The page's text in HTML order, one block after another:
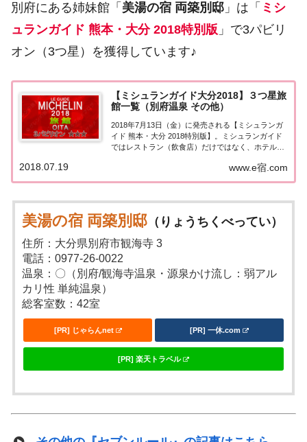
別府にある姉妹館「 美湯の宿 両築別邸 」は「 ミシ
ュランガイド 熊本・大分 2018特別版 」で3パビリ
オン（3つ星）を獲得しています♪
【ミシュランガイド大分2018】３つ星旅
館一覧（別府温泉 その他）
2018年7月13日（金）に発売される【ミシュランガ
イド 熊本・大分 2018特別版】。ミシュランガイド
ではレストラン（飲食店）だけではなく、ホテルや
大分県（別府温泉・日田・九重 その他エリア）の３
つ星旅館を一覧にまとめました。ミシュ...
www.e宿.com
2018.07.19
美湯の宿 両築別邸 （りょうちくべってい）
住所：大分県別府市観海寺 3
電話：0977-26-0022
温泉：〇（別府/観海寺温泉・源泉かけ流し：弱アル
カリ性 単純温泉）
総客室数：42室
[PR] じゃらんnet [PR] 一休.com
[PR] 楽天トラベル